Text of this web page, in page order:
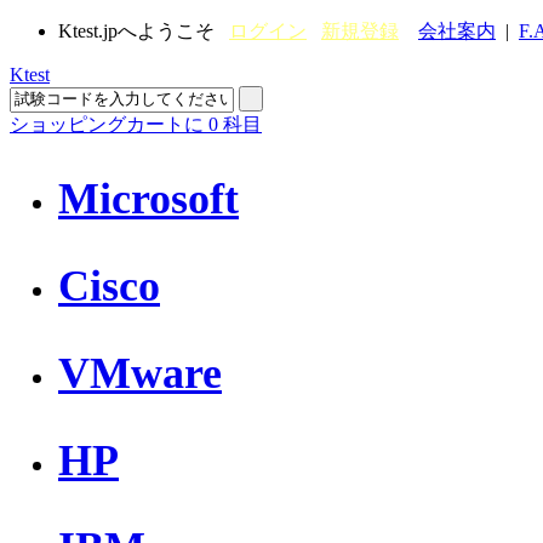
Ktest.jpへようこそ ログイン 新規登録 会社案内 |
Ktest
ショッピングカートに 0 科目
Microsoft
Cisco
VMware
HP